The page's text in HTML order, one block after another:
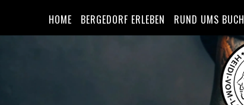
HOME BERGEDORF ERLEBEN RUND UMS BUCH